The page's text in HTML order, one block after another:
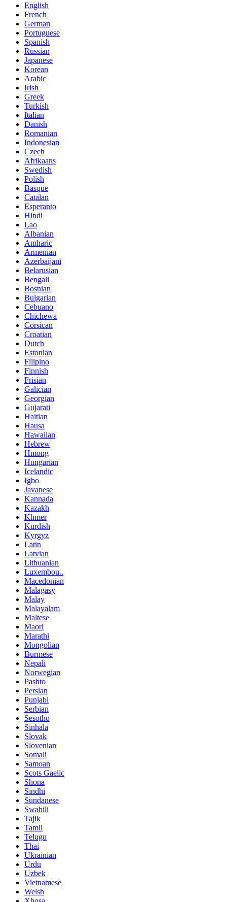
English
French
German
Portuguese
Spanish
Russian
Japanese
Korean
Arabic
Irish
Greek
Turkish
Italian
Danish
Romanian
Indonesian
Czech
Afrikaans
Swedish
Polish
Basque
Catalan
Esperanto
Hindi
Lao
Albanian
Amharic
Armenian
Azerbaijani
Belarusian
Bengali
Bosnian
Bulgarian
Cebuano
Chichewa
Corsican
Croatian
Dutch
Estonian
Filipino
Finnish
Frisian
Galician
Georgian
Gujarati
Haitian
Hausa
Hawaiian
Hebrew
Hmong
Hungarian
Icelandic
Igbo
Javanese
Kannada
Kazakh
Khmer
Kurdish
Kyrgyz
Latin
Latvian
Lithuanian
Luxembou..
Macedonian
Malagasy
Malay
Malayalam
Maltese
Maori
Marathi
Mongolian
Burmese
Nepali
Norwegian
Pashto
Persian
Punjabi
Serbian
Sesotho
Sinhala
Slovak
Slovenian
Somali
Samoan
Scots Gaelic
Shona
Sindhi
Sundanese
Swahili
Tajik
Tamil
Telugu
Thai
Ukrainian
Urdu
Uzbek
Vietnamese
Welsh